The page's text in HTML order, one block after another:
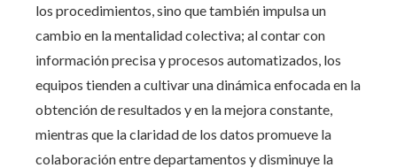
los procedimientos, sino que también impulsa un
cambio en la mentalidad colectiva; al contar con
información precisa y procesos automatizados, los
equipos tienden a cultivar una dinámica enfocada en la
obtención de resultados y en la mejora constante,
mientras que la claridad de los datos promueve la
colaboración entre departamentos y disminuye la